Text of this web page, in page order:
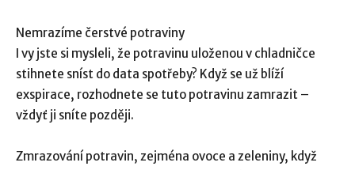
Nemrazíme čerstvé potraviny
I vy jste si mysleli, že potravinu uloženou v chladničce
stihnete sníst do data spotřeby? Když se už blíží
exspirace, rozhodnete se tuto potravinu zamrazit –
vždyť ji sníte později.
Zmrazování potravin, zejména ovoce a zeleniny, když